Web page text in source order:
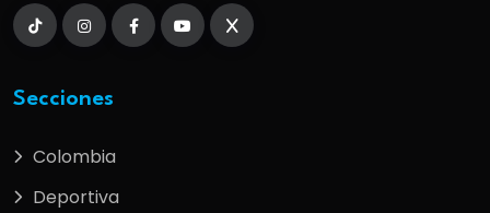
Secciones
Colombia
Deportiva